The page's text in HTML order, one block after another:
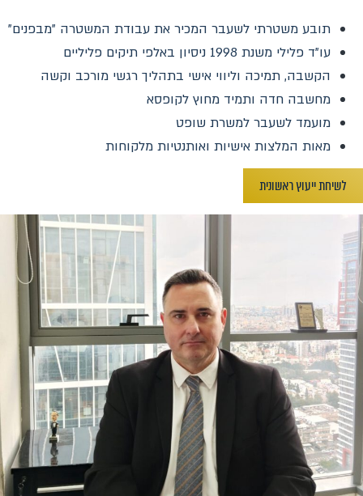
תובע משטרתי לשעבר המכיר את עבודת המשטרה "מבפנים"
עו"ד פלילי משנת 1998 ניסיון באלפי תיקים פליליים
הקשבה, תמיכה וליווי אישי בתהליך רגשי מורכב וקשה
מחשבה חדה ותמיד מחוץ לקופסא
מועמד לשעבר למשרת שופט
מאות המלצות אישיות ואותנטיות מלקוחות
לשיחת ייעוץ ראשונית